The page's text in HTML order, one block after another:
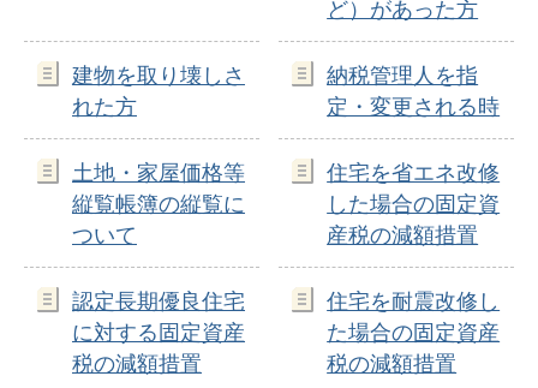
ど）があった方
建物を取り壊しさ
れた方
納税管理人を指
定・変更される時
土地・家屋価格等
縦覧帳簿の縦覧に
ついて
住宅を省エネ改修
した場合の固定資
産税の減額措置
認定長期優良住宅
に対する固定資産
税の減額措置
住宅を耐震改修し
た場合の固定資産
税の減額措置